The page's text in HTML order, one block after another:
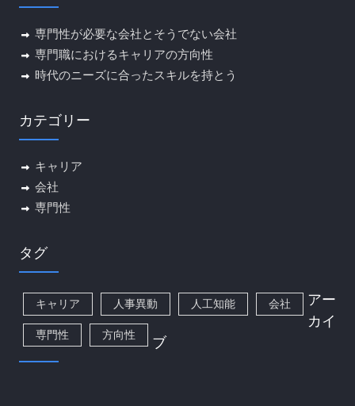
専門性が必要な会社とそうでない会社
専門職におけるキャリアの方向性
時代のニーズに合ったスキルを持とう
カテゴリー
キャリア
会社
専門性
タグ
キャリア 人事異動 人工知能 会社
専門性 方向性
アー
カイ
ブ